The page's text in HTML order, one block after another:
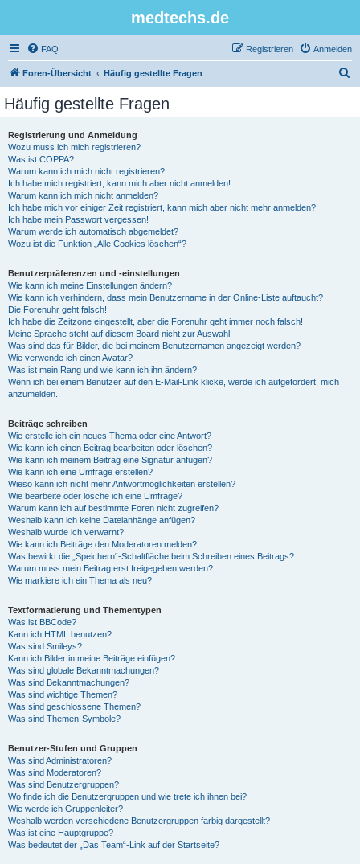
medtechs.de
FAQ Anmelden
Registrieren
Foren-Übersicht Häufig gestellte Fragen
Häufig gestellte Fragen
Registrierung und Anmeldung
Wozu muss ich mich registrieren?
Was ist COPPA?
Warum kann ich mich nicht registrieren?
Ich habe mich registriert, kann mich aber nicht anmelden!
Warum kann ich mich nicht anmelden?
Ich habe mich vor einiger Zeit registriert, kann mich aber nicht mehr anmelden?!
Ich habe mein Passwort vergessen!
Warum werde ich automatisch abgemeldet?
Wozu ist die Funktion „Alle Cookies löschen“?
Benutzerpräferenzen und -einstellungen
Wie kann ich meine Einstellungen ändern?
Wie kann ich verhindern, dass mein Benutzername in der Online-Liste auftaucht?
Die Forenuhr geht falsch!
Ich habe die Zeitzone eingestellt, aber die Forenuhr geht immer noch falsch!
Meine Sprache steht auf diesem Board nicht zur Auswahl!
Was sind das für Bilder, die bei meinem Benutzernamen angezeigt werden?
Wie verwende ich einen Avatar?
Was ist mein Rang und wie kann ich ihn ändern?
Wenn ich bei einem Benutzer auf den E-Mail-Link klicke, werde ich aufgefordert, mich
anzumelden.
Beiträge schreiben
Wie erstelle ich ein neues Thema oder eine Antwort?
Wie kann ich einen Beitrag bearbeiten oder löschen?
Wie kann ich meinem Beitrag eine Signatur anfügen?
Wie kann ich eine Umfrage erstellen?
Wieso kann ich nicht mehr Antwortmöglichkeiten erstellen?
Wie bearbeite oder lösche ich eine Umfrage?
Warum kann ich auf bestimmte Foren nicht zugreifen?
Weshalb kann ich keine Dateianhänge anfügen?
Weshalb wurde ich verwarnt?
Wie kann ich Beiträge den Moderatoren melden?
Was bewirkt die „Speichern“-Schaltfläche beim Schreiben eines Beitrags?
Warum muss mein Beitrag erst freigegeben werden?
Wie markiere ich ein Thema als neu?
Textformatierung und Thementypen
Was ist BBCode?
Kann ich HTML benutzen?
Was sind Smileys?
Kann ich Bilder in meine Beiträge einfügen?
Was sind globale Bekanntmachungen?
Was sind Bekanntmachungen?
Was sind wichtige Themen?
Was sind geschlossene Themen?
Was sind Themen-Symbole?
Benutzer-Stufen und Gruppen
Was sind Administratoren?
Was sind Moderatoren?
Was sind Benutzergruppen?
Wo finde ich die Benutzergruppen und wie trete ich ihnen bei?
Wie werde ich Gruppenleiter?
Weshalb werden verschiedene Benutzergruppen farbig dargestellt?
Was ist eine Hauptgruppe?
Was bedeutet der „Das Team“-Link auf der Startseite?